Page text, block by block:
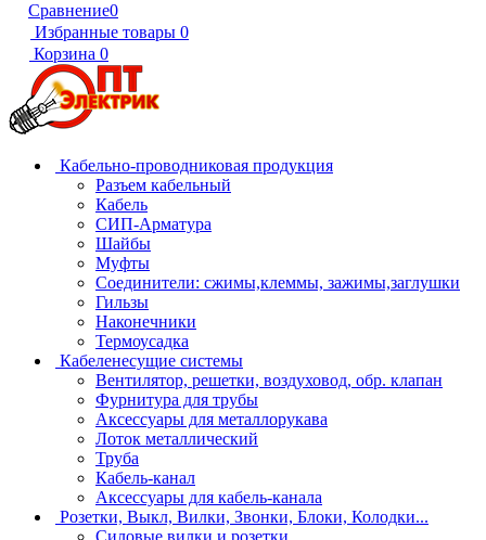
Сравнение0
Избранные товары 0
Корзина 0
Кабельно-проводниковая продукция
Разъем кабельный
Кабель
СИП-Арматура
Шайбы
Муфты
Соединители: сжимы,клеммы, зажимы,заглушки
Гильзы
Наконечники
Термоусадка
Кабеленесущие системы
Вентилятор, решетки, воздуховод, обр. клапан
Фурнитура для трубы
Аксессуары для металлорукава
Лоток металлический
Труба
Кабель-канал
Аксессуары для кабель-канала
Розетки, Выкл, Вилки, Звонки, Блоки, Колодки...
Силовые вилки и розетки